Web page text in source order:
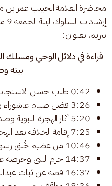
محاضرة العلامة الحبيب
بتريم، بعنوان:
قراءة في دلائل الوحي
بيته
0:42 طلب حسن الاستجابة والتلبية لله
3:26 فضل صيام عاشوراء وأعماله
5:20 آثار الهجرة النبوية وصدق المهاجرين
7:25 إقامة الخلافة بعد الهجرة والصلح مع اليهود
10:46 من عظيم خُلق رسول الله
14:37 حزم النبي وحرصه على هداية الخَلق
16:37 قصة عن ثبات عبدالله بن رواحة